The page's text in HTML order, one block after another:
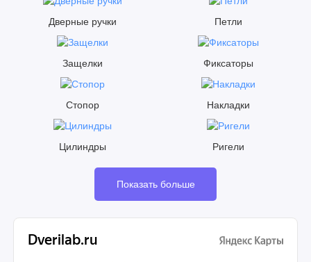
Дверные ручки Петли
Защелки Фиксаторы
Стопор Накладки
Цилиндры Ригели
Показать больше